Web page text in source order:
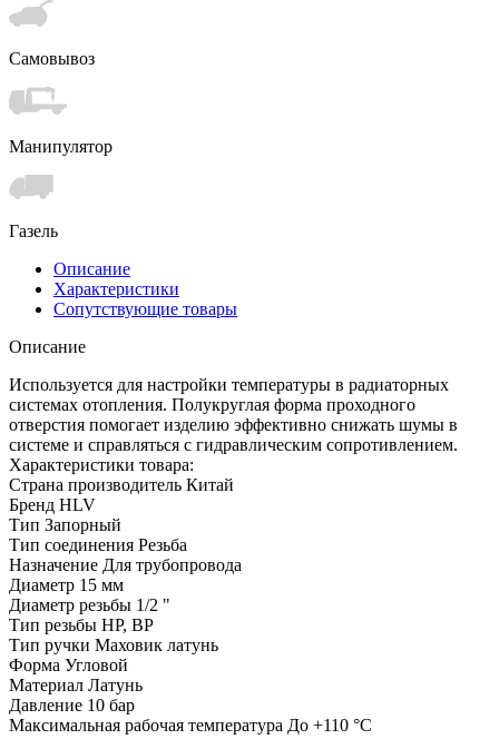
Самовывоз
Манипулятор
Газель
Описание
Характеристики
Сопутствующие товары
Описание
Используется для настройки температуры в радиаторных
системах отопления. Полукруглая форма проходного
отверстия помогает изделию эффективно снижать шумы в
системе и справляться с гидравлическим сопротивлением.
Характеристики товара:
Страна производитель Китай
Бренд HLV
Тип Запорный
Тип соединения Резьба
Назначение Для трубопровода
Диаметр 15 мм
Диаметр резьбы 1/2 "
Тип резьбы НР, ВР
Тип ручки Маховик латунь
Форма Угловой
Материал Латунь
Давление 10 бар
Максимальная рабочая температура До +110 °C